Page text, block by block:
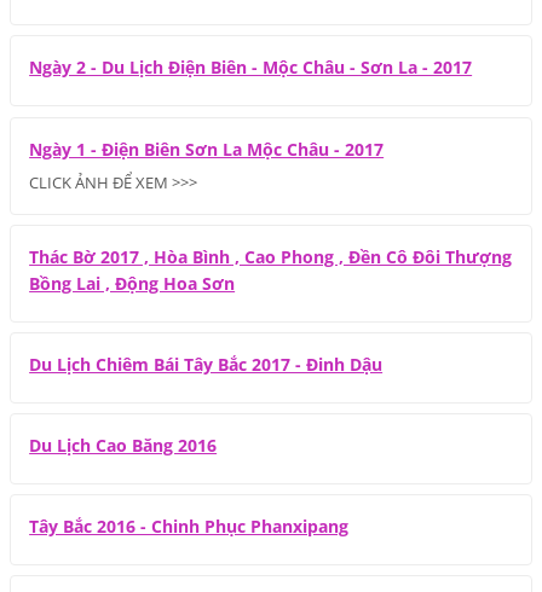
Ngày 2 - Du Lịch Điện Biên - Mộc Châu - Sơn La - 2017
Ngày 1 - Điện Biên Sơn La Mộc Châu - 2017
CLICK ẢNH ĐỂ XEM >>>
Thác Bờ 2017 , Hòa Bình , Cao Phong , Đền Cô Đôi Thượng
Bồng Lai , Động Hoa Sơn
Du Lịch Chiêm Bái Tây Bắc 2017 - Đinh Dậu
Du Lịch Cao Băng 2016
Tây Bắc 2016 - Chinh Phục Phanxipang